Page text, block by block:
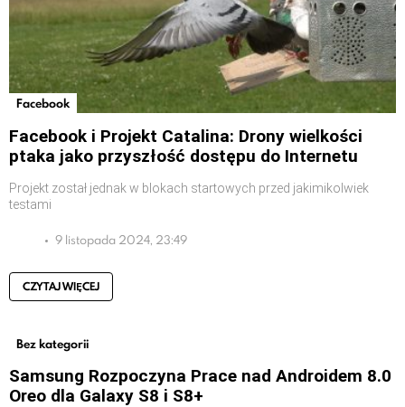
Facebook
Facebook i Projekt Catalina: Drony wielkości
ptaka jako przyszłość dostępu do Internetu
Projekt został jednak w blokach startowych przed jakimikolwiek
testami
9 listopada 2024, 23:49
CZYTAJ WIĘCEJ
Bez kategorii
Samsung Rozpoczyna Prace nad Androidem 8.0
Oreo dla Galaxy S8 i S8+